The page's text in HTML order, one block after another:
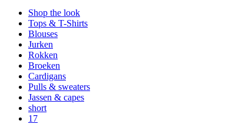
Shop the look
Tops & T-Shirts
Blouses
Jurken
Rokken
Broeken
Cardigans
Pulls & sweaters
Jassen & capes
short
17